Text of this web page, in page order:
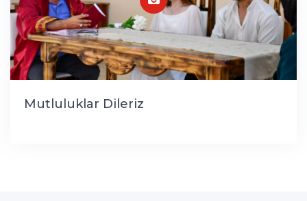
Mutluluklar Dileriz